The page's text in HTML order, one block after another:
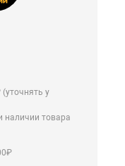
у
наличии товара